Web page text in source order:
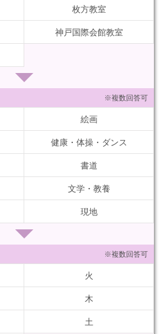
枚方教室
神戸国際会館教室
※複数回答可
絵画
健康・体操・ダンス
書道
文学・教養
現地
※複数回答可
火
木
土